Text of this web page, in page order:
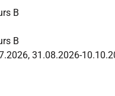
B
B
31.08.2026-